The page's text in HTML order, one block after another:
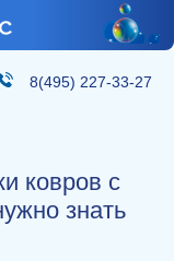
8(495) 227-33-27
ковров с
знать